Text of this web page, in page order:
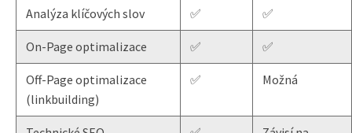
Analýza klíčových slov ✅ ✅
On-Page optimalizace ✅ ✅
Off-Page optimalizace
(linkbuilding)
✅ Možná